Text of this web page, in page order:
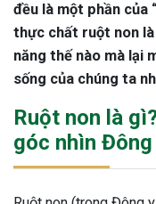
đều là một phần của
thực chất ruột non
năng thế nào mà lại
sống của chúng ta
Ruột non là
góc nhìn Đông